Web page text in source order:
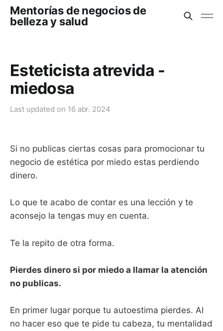
Mentorías de negocios de
belleza y salud
Esteticista atrevida -
miedosa
Last updated on 16 abr. 2024
Si no publicas ciertas cosas para promocionar tu
negocio de estética por miedo estas perdiendo
dinero.
Lo que te acabo de contar es una lección y te
aconsejo la tengas muy en cuenta.
Te la repito de otra forma.
Pierdes dinero si por miedo a llamar la atención
no publicas.
En primer lugar porque tu autoestima pierdes. Al
no hacer eso que te pide tu cabeza, tu mentalidad